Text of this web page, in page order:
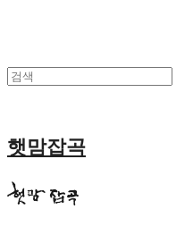
햇맘잡곡